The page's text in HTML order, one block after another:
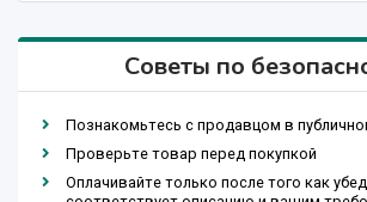
Советы по
Познакомьтесь с продавцом в
Проверьте товар перед покупкой
Оплачивайте только после того как